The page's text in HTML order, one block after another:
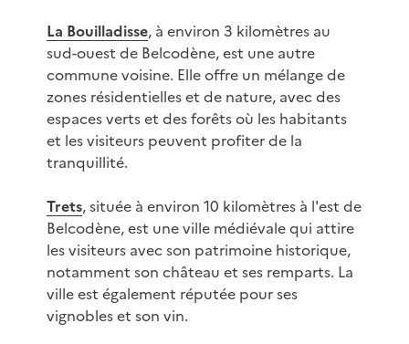
La Bouilladisse, à environ 3 kilomètres au
sud-ouest de Belcodène, est une autre
commune voisine. Elle offre un mélange de
zones résidentielles et de nature, avec des
espaces verts et des forêts où les habitants
et les visiteurs peuvent profiter de la
tranquillité.
Trets, située à environ 10 kilomètres à l'est de
Belcodène, est une ville médiévale qui attire
les visiteurs avec son patrimoine historique,
notamment son château et ses remparts. La
ville est également réputée pour ses
vignobles et son vin.